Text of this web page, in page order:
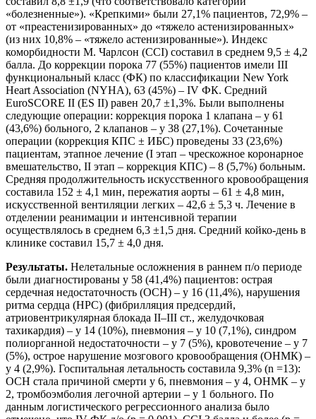
«болезненные»). «Крепкими» были 27,1% пациентов, 72,9% –
от «преастенизированных» до «тяжело астенизированных»
(из них 10,8% – «тяжело астенизированные»). Индекс
коморбидности М. Чарлсон (CCI) составил в среднем 9,5 ± 4,2
балла. До коррекции порока 77 (55%) пациентов имели III
функциональный класс (ФК) по классификации New York
Heart Association (NYHA), 63 (45%) – IV ФК. Средний
EuroSCORE II (ES II) равен 20,7 ±1,3%. Были выполнены
следующие операции: коррекция порока 1 клапана – у 61
(43,6%) больного, 2 клапанов – у 38 (27,1%). Сочетанные
операции (коррекция КПС ± ИБС) проведены 33 (23,6%)
пациентам, этапное лечение (I этап – чрескожное коронарное
вмешательство, II этап – коррекция КПС) – 8 (5,7%) больным.
Средняя продолжительность искусственного кровообращения
составила 152 ± 4,1 мин, пережатия аорты – 61 ± 4,8 мин,
искусственной вентиляции легких – 42,6 ± 5,3 ч. Лечение в
отделении реанимации и интенсивной терапии
осуществлялось в среднем 6,3 ±1,5 дня. Средний койко-день в
клинике составил 15,7 ± 4,0 дня.
Результаты. Нелетальные осложнения в раннем п/о периоде
были диагностированы у 58 (41,4%) пациентов: острая
сердечная недостаточность (ОСН) – у 16 (11,4%), нарушения
ритма сердца (НРС) (фибрилляция предсердий,
атриовентрикулярная блокада II–III ст., желудочковая
тахикардия) – у 14 (10%), пневмония – у 10 (7,1%), синдром
полиорганной недостаточности – у 7 (5%), кровотечение – у 7
(5%), острое нарушение мозгового кровообращения (ОНМК) –
у 4 (2,9%). Госпитальная летальность составила 9,3% (n =13):
ОСН стала причиной смерти у 6, пневмония – у 4, ОНМК – у
2, тромбоэмболия легочной артерии – у 1 больного. По
данным логистического регрессионного анализа было